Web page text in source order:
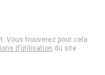
Vous trouverez pour cela
d’utilisation du site.